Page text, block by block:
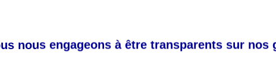
nous engageons à être transparents sur nos